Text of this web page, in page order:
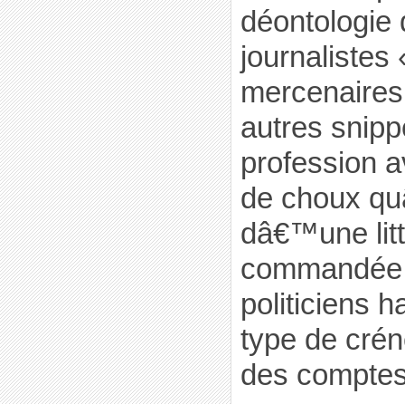
déontologie
journalistes
autres
profession
de choux
dâ€™une
politiciens
type de
des